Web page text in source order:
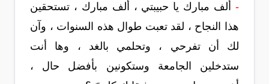
- ألف مبارك يا حبيبتي ، ألف مبارك ، تستحقين
هذا النجاح ، لقد تعبت طوال هذه السنوات ، وآن
لك أن تفرحي ، وتحلمي بالغد ، وها أنت
ستدخلين الجامعة وستكونين بأفضل حال ،